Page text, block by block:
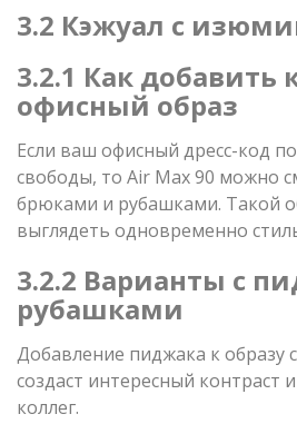
3.2 Кэжуал с
3.2.1 Как добавить
офисный образ
Если ваш офисный дресс-код
свободы, то Air Max 90 можно
брюками и рубашками. Такой
выглядеть одновременно
3.2.2 Варианты с
рубашками
Добавление пиджака к образу
создаст интересный контраст
коллег.